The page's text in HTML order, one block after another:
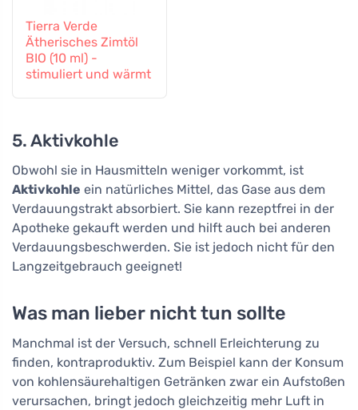
Tierra Verde
Ätherisches Zimtöl
BIO (10 ml) -
stimuliert und wärmt
5. Aktivkohle
Obwohl sie in Hausmitteln weniger vorkommt, ist
Aktivkohle ein natürliches Mittel, das Gase aus dem
Verdauungstrakt absorbiert. Sie kann rezeptfrei in der
Apotheke gekauft werden und hilft auch bei anderen
Verdauungsbeschwerden. Sie ist jedoch nicht für den
Langzeitgebrauch geeignet!
Was man lieber nicht tun sollte
Manchmal ist der Versuch, schnell Erleichterung zu
finden, kontraproduktiv. Zum Beispiel kann der Konsum
von kohlensäurehaltigen Getränken zwar ein Aufstoßen
verursachen, bringt jedoch gleichzeitig mehr Luft in